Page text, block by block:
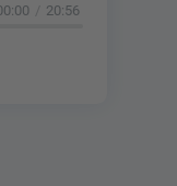
20:56